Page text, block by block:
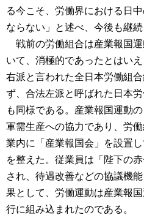
る今こそ、労働界における日
ならない」と述べ、今後も継
戦前の労働組合は産業報国
いて、消極的であったとはい
右派と言われた全日本労働組
ず、合法左派と呼ばれた日本
も同様である。産業報国運動
軍需生産への協力であり、労
業内に「産業報国会」を設置
を整えた。従業員は「陛下の
され、待遇改善などの協議機
果として、労働運動は産業報
行に組み込まれたのである。